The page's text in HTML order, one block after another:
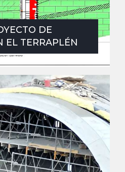
DE
EL TERRAPLÉN